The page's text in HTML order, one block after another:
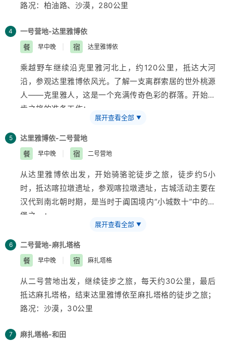
路况：柏油路、沙漠，280公里
4
一号营地-达里雅博依
餐
早中晚 宿 达里雅博依
乘越野车继续沿克里雅河北 上，约120公里，抵达大河
沿，参观达里雅博依风光。了解一支离群索居的世外桃源
人――克里雅人，这是一个充满传奇色彩的群落。开始徒
步之旅的准备工作；
路况：柏油路、沙漠；220公里
展开查看全部 ▼
5
达里雅博依-二号营地
餐
早中晚 宿 二号营地
从达里雅博依出发，开始骑骆驼徒步之旅，徒步约5小
时，抵达喀拉墩遗址，参观喀拉墩遗址，古城活动主要在
汉代到南北朝时期，是当时于阗国境内“小城数十”中的城
堡之一；
展开查看全部 ▼
6
二号营地-麻扎塔格
餐
早中晚 宿 麻扎塔格
从二号营地出发，继续徒步之旅，每天约30公里，最后
抵达麻扎塔格，结束达里雅博依至麻扎塔格的徒步之旅；
路况：沙漠，30公里
7 麻扎塔格-和田